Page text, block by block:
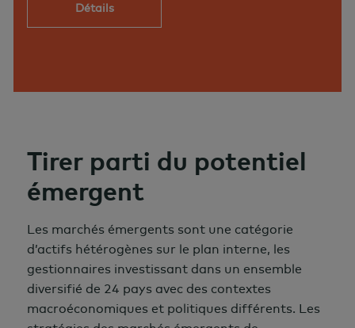
Détails
Tirer parti du potentiel
émergent
Les marchés émergents sont une catégorie
d’actifs hétérogènes sur le plan interne, les
gestionnaires investissant dans un ensemble
diversifié de 24 pays avec des contextes
macroéconomiques et politiques différents. Les